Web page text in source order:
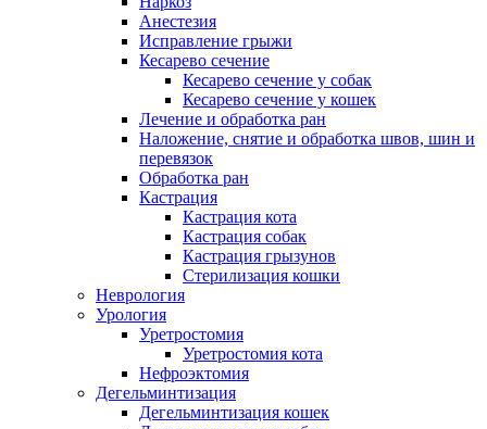
Анестезия
Исправление грыжи
Кесарево сечение
Кесарево сечение у собак
Кесарево сечение у кошек
Лечение и обработка ран
Наложение, снятие и обработка швов, шин и
перевязок
Обработка ран
Кастрация
Кастрация кота
Кастрация собак
Кастрация грызунов
Стерилизация кошки
Неврология
Урология
Уретростомия
Уретростомия кота
Нефроэктомия
Дегельминтизация
Дегельминтизация кошек